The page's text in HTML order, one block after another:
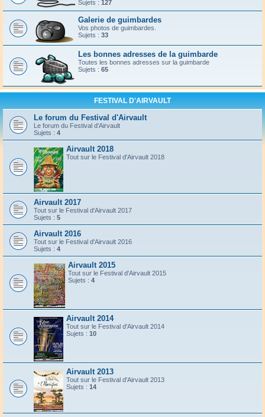
Sujets : 127
Galerie de guimbardes
Vos photos de guimbardes.
Sujets : 33
Les bonnes adresses de la guimbarde
Toutes les bonnes adresses sur la guimbarde
Sujets : 65
FESTIVAL D'AIRVAULT
Le forum du Festival d'Airvault
Le forum du Festival d'Airvault
Sujets : 4
Airvault 2018
Tout sur le Festival d'Airvault 2018
Airvault 2017
Tout sur le Festival d'Airvault 2017
Sujets : 5
Airvault 2016
Tout sur le Festival d'Airvault 2016
Sujets : 4
Airvault 2015
Tout sur le Festival d'Airvault 2015
Sujets : 4
Airvault 2014
Tout sur le Festival d'Airvault 2014
Sujets : 10
Airvault 2013
Tout sur le Festival d'Airvault 2013
Sujets : 14